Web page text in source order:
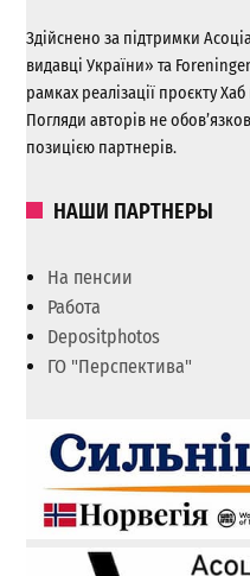
Здійснено за підтримки
видавці України» та
рамках реалізації проєкту
Погляди авторів не
позицією партнерів.
НАШИ ПАРТНЕРЫ
На пенсии
Работа
Depositphotos
ГО "Перспектива"